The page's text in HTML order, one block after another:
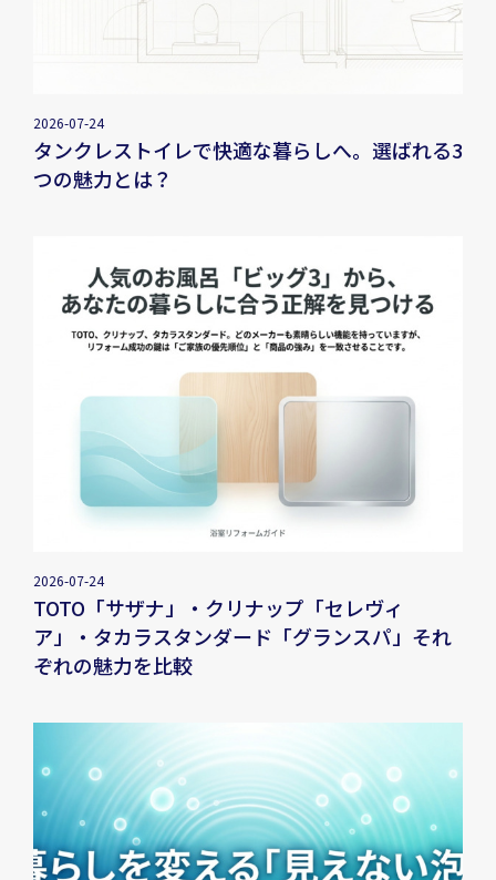
2026-07-24
タンクレストイレで快適な暮らしへ。選ばれる3
つの魅力とは？
2026-07-24
TOTO「サザナ」・クリナップ「セレヴィ
ア」・タカラスタンダード「グランスパ」それ
ぞれの魅力を比較